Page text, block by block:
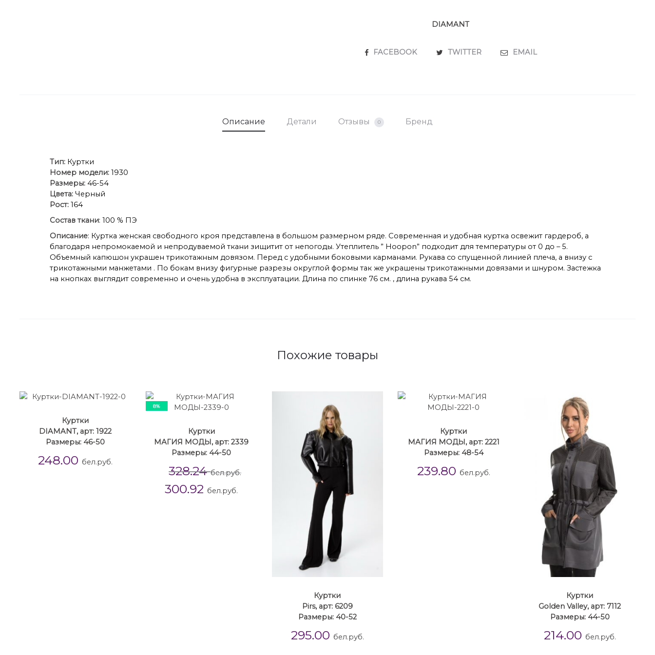
DIAMANT
SHARE
FACEBOOK TWITTER EMAIL
Описание Детали Отзывы 0 Бренд
Тип: Куртки
Номер модели: 1930
Размеры: 46-54
Цвета: Черный
Рост: 164
Состав ткани: 100 % ПЭ
Описание: Куртка женская свободного кроя представлена в большом размерном ряде. Современная и удобная куртка освежит гардероб, а
благодаря непромокаемой и непродуваемой ткани зищитит от непогоды. Утеплитель ” Hoopon” подходит для температуры от 0 до – 5.
Объемный капюшон украшен трикотажным довязом. Перед с удобными боковыми карманами. Рукава со спущенной линией плеча, а внизу с
трикотажными манжетами . По бокам внизу фигурные разрезы округлой формы так же украшены трикотажными довязами и шнуром. Застежка
на кнопках выглядит современно и очень удобна в эксплуатации. Длина по спинке 76 см. , длина рукава 54 см.
Похожие товары
Куртки
DIAMANT, арт: 1922
Размеры: 46-50
248.00 бел.руб.
8%
Куртки
МАГИЯ МОДЫ, арт: 2339
Размеры: 44-50
328.24бел.руб.
300.92 бел.руб.
Куртки
Pirs, арт: 6209
Размеры: 40-52
295.00 бел.руб.
Куртки
МАГИЯ МОДЫ, арт: 2221
Размеры: 48-54
239.80 бел.руб.
Куртки
Golden Valley, арт: 7112
Размеры: 44-50
214.00 бел.руб.